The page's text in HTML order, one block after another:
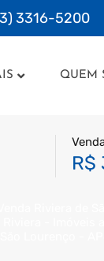
QUEM
3316-5200
QUEM
R$